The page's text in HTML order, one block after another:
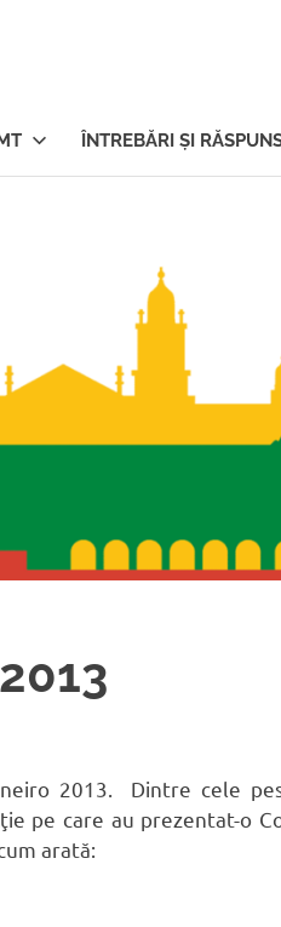
ÎNTREBĂRI ŞI
2013. Dintre cele
pe care au prezentat-o
arată: